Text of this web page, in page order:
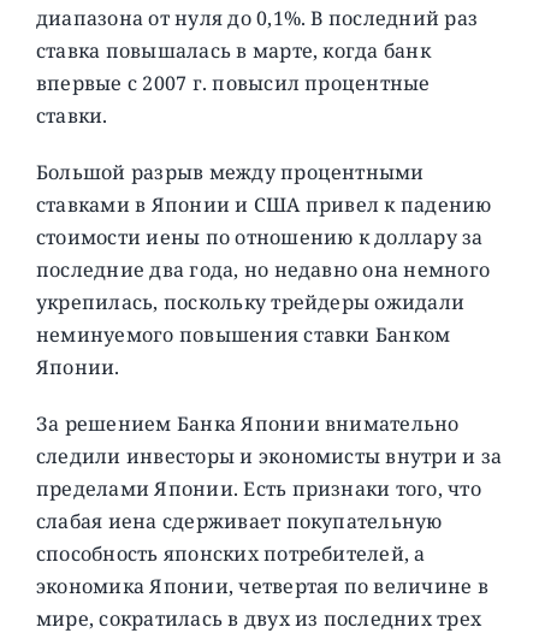
диапазона от нуля до 0,1%. В последний раз
ставка повышалась в марте, когда банк
впервые с 2007 г. повысил процентные
ставки.
Большой разрыв между процентными
ставками в Японии и США привел к падению
стоимости иены по отношению к доллару за
последние два года, но недавно она немного
укрепилась, поскольку трейдеры ожидали
неминуемого повышения ставки Банком
Японии.
За решением Банка Японии внимательно
следили инвесторы и экономисты внутри и за
пределами Японии. Есть признаки того, что
слабая иена сдерживает покупательную
способность японских потребителей, а
экономика Японии, четвертая по величине в
мире, сократилась в двух из последних трех